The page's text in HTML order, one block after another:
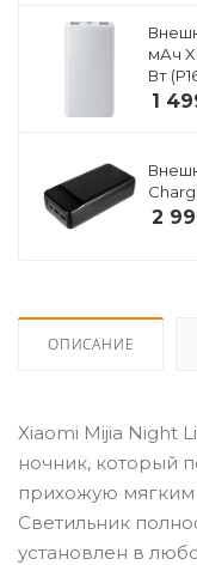
мАч
Вт
1
2
ОПИСАНИЕ
Xiaomi Mijia Night
ночник, который
прихожую
Светильник
установлен в